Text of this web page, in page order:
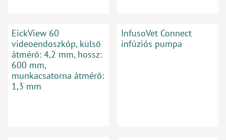
EickView 60
videoendoszkóp, külső
átmérő: 4,2 mm, hossz:
600 mm,
munkacsatorna átmérő:
1,3 mm
InfusoVet Connect
infúziós pumpa